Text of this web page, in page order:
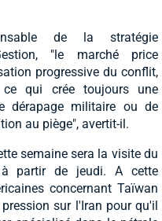
de la stratégie
"le marché price
progressive du conflit,
ce qui crée toujours une
dérapage militaire ou de
au piège", avertit-il.
semaine sera la visite du
à partir de jeudi. A cette
concernant Taïwan
sur l'Iran pour qu'il